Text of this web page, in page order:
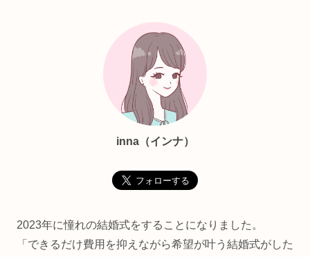
inna（インナ）
2023年に憧れの結婚式をすることになりました。
「できるだけ費用を抑えながら希望が叶う結婚式がした